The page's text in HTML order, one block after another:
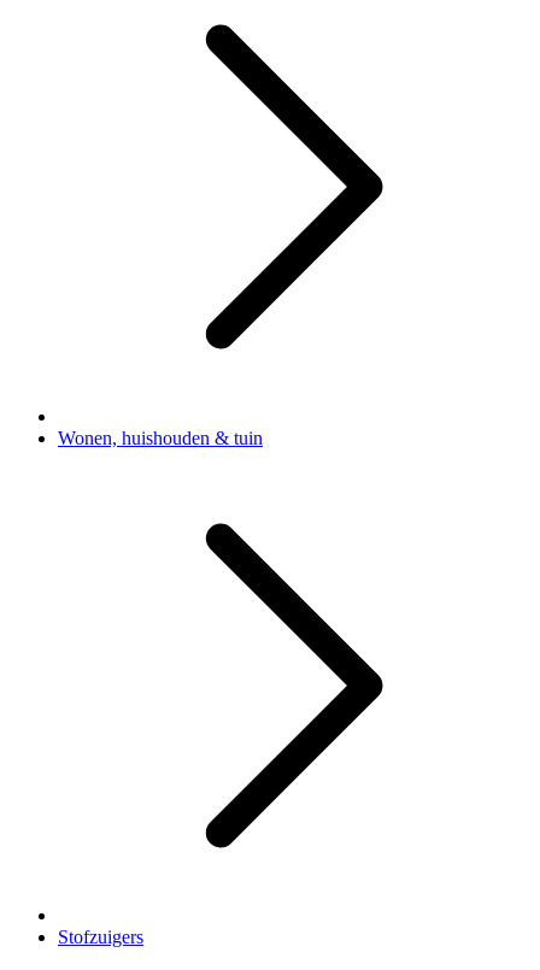
Wonen, huishouden & tuin
Stofzuigers